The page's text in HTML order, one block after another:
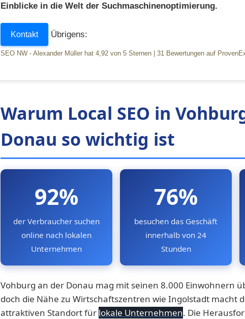
Einblicke in die Welt der Suchmaschinenoptimierung.
Kontakt Übrigens:
SEO NW - Alexander Müller hat 4,92 von 5 Sternen | 31 Bewertungen auf
Warum Local SEO in
Donau so wichtig ist
92%
der Verbraucher suchen
online nach lokalen
Unternehmen
76%
besuchen das Geschäft
innerhalb von 24
Stunden
Vohburg an der Donau mag mit seinen 8.000 Einwohnern
doch die Nähe zu Wirtschaftszentren wie Ingolstadt macht
attraktiven Standort für lokale Unternehmen. Die